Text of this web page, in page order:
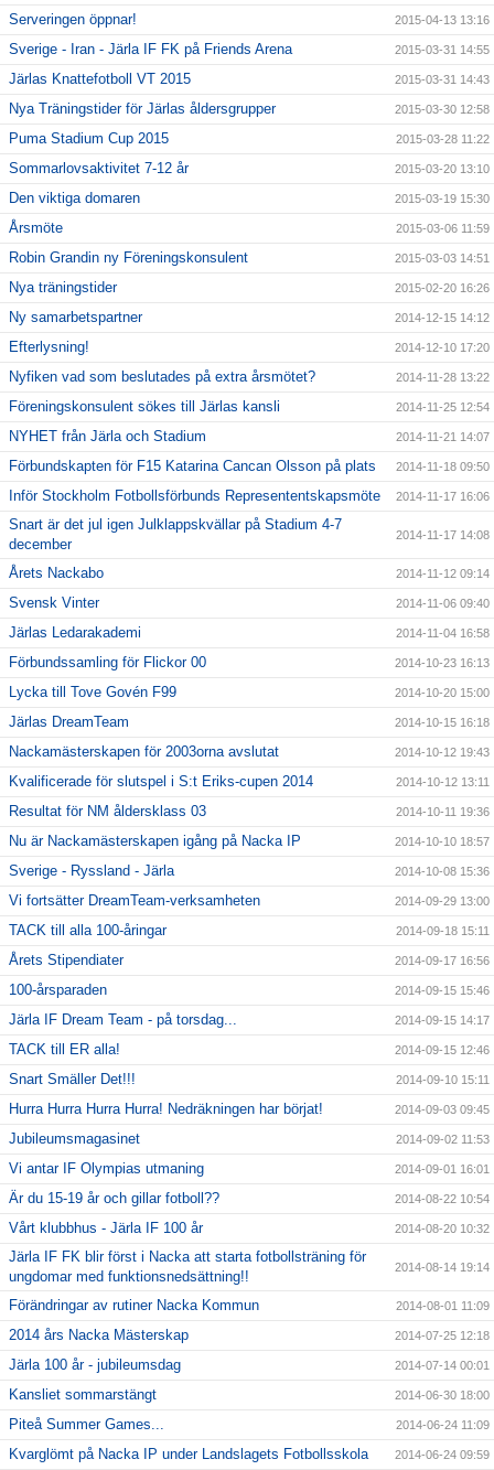
Serveringen öppnar! 2015-04-13 13:16
Sverige - Iran - Järla IF FK på Friends Arena 2015-03-31 14:55
Järlas Knattefotboll VT 2015 2015-03-31 14:43
Nya Träningstider för Järlas åldersgrupper 2015-03-30 12:58
Puma Stadium Cup 2015 2015-03-28 11:22
Sommarlovsaktivitet 7-12 år 2015-03-20 13:10
Den viktiga domaren 2015-03-19 15:30
Årsmöte 2015-03-06 11:59
Robin Grandin ny Föreningskonsulent 2015-03-03 14:51
Nya träningstider 2015-02-20 16:26
Ny samarbetspartner 2014-12-15 14:12
Efterlysning! 2014-12-10 17:20
Nyfiken vad som beslutades på extra årsmötet? 2014-11-28 13:22
Föreningskonsulent sökes till Järlas kansli 2014-11-25 12:54
NYHET från Järla och Stadium 2014-11-21 14:07
Förbundskapten för F15 Katarina Cancan Olsson på plats 2014-11-18 09:50
Inför Stockholm Fotbollsförbunds Represententskapsmöte 2014-11-17 16:06
Snart är det jul igen Julklappskvällar på Stadium 4-7
december
2014-11-17 14:08
Årets Nackabo 2014-11-12 09:14
Svensk Vinter 2014-11-06 09:40
Järlas Ledarakademi 2014-11-04 16:58
Förbundssamling för Flickor 00 2014-10-23 16:13
Lycka till Tove Govén F99 2014-10-20 15:00
Järlas DreamTeam 2014-10-15 16:18
Nackamästerskapen för 2003orna avslutat 2014-10-12 19:43
Kvalificerade för slutspel i S:t Eriks-cupen 2014 2014-10-12 13:11
Resultat för NM åldersklass 03 2014-10-11 19:36
Nu är Nackamästerskapen igång på Nacka IP 2014-10-10 18:57
Sverige - Ryssland - Järla 2014-10-08 15:36
Vi fortsätter DreamTeam-verksamheten 2014-09-29 13:00
TACK till alla 100-åringar 2014-09-18 15:11
Årets Stipendiater 2014-09-17 16:56
100-årsparaden 2014-09-15 15:46
Järla IF Dream Team - på torsdag... 2014-09-15 14:17
TACK till ER alla! 2014-09-15 12:46
Snart Smäller Det!!! 2014-09-10 15:11
Hurra Hurra Hurra Hurra! Nedräkningen har börjat! 2014-09-03 09:45
Jubileumsmagasinet 2014-09-02 11:53
Vi antar IF Olympias utmaning 2014-09-01 16:01
Är du 15-19 år och gillar fotboll?? 2014-08-22 10:54
Vårt klubbhus - Järla IF 100 år 2014-08-20 10:32
Järla IF FK blir först i Nacka att starta fotbollsträning för
ungdomar med funktionsnedsättning!!
2014-08-14 19:14
Förändringar av rutiner Nacka Kommun 2014-08-01 11:09
2014 års Nacka Mästerskap 2014-07-25 12:18
Järla 100 år - jubileumsdag 2014-07-14 00:01
Kansliet sommarstängt 2014-06-30 18:00
Piteå Summer Games... 2014-06-24 11:09
Kvarglömt på Nacka IP under Landslagets Fotbollsskola 2014-06-24 09:59